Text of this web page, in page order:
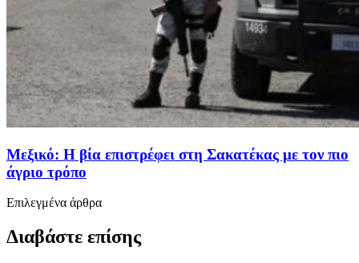
Μεξικό: Η βία επιστρέφει στη Σακατέκας με τον πιο
άγριο τρόπο
Επιλεγμένα άρθρα
Διαβάστε επίσης